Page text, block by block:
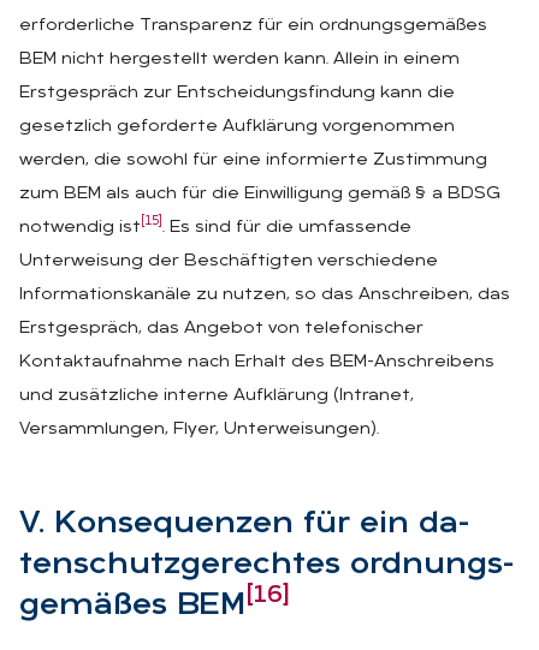
erforderliche Transparenz für ein ordnungsgemäßes
BEM nicht hergestellt werden kann. Allein in einem
Erstgespräch zur Entscheidungsfindung kann die
gesetzlich geforderte Aufklärung vorgenommen
werden, die sowohl für eine informierte Zustimmung
zum BEM als auch für die Einwilligung gemäß § a BDSG
notwendig ist [15] . Es sind für die umfassende
Unterweisung der Beschäftigten verschiedene
Informationskanäle zu nutzen, so das Anschreiben, das
Erstgespräch, das Angebot von telefonischer
Kontaktaufnahme nach Erhalt des BEM-Anschreibens
und zusätzliche interne Aufklärung (Intranet,
Versammlungen, Flyer, Unterweisungen).
V. Kon­se­quen­zen für ein da­
ten­schutz­ge­rech­tes ord­nungs­
ge­mä­ßes BEM [16]